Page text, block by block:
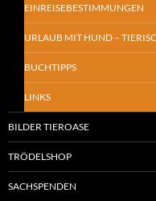
EINREISEBESTIMMUNGEN
URLAUB MIT HUND –
BUCHTIPPS
LINKS
BILDER TIEROASE
TRÖDELSHOP
SACHSPENDEN